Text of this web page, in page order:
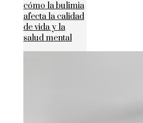
cómo la bulimia
afecta la calidad
de vida y la
salud mental